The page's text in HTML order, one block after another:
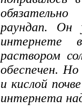
раундап.
интернете
раствором
обеспечен.
и кислой
интернета